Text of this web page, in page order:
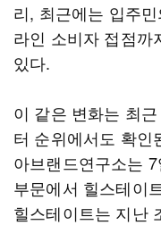
리, 최근에는 입주
라인 소비자 접점까
있다.
이 같은 변화는 최
터 순위에서도 확인
아브랜드연구소는
부문에서 힐스테이
힐스테이트는 지난